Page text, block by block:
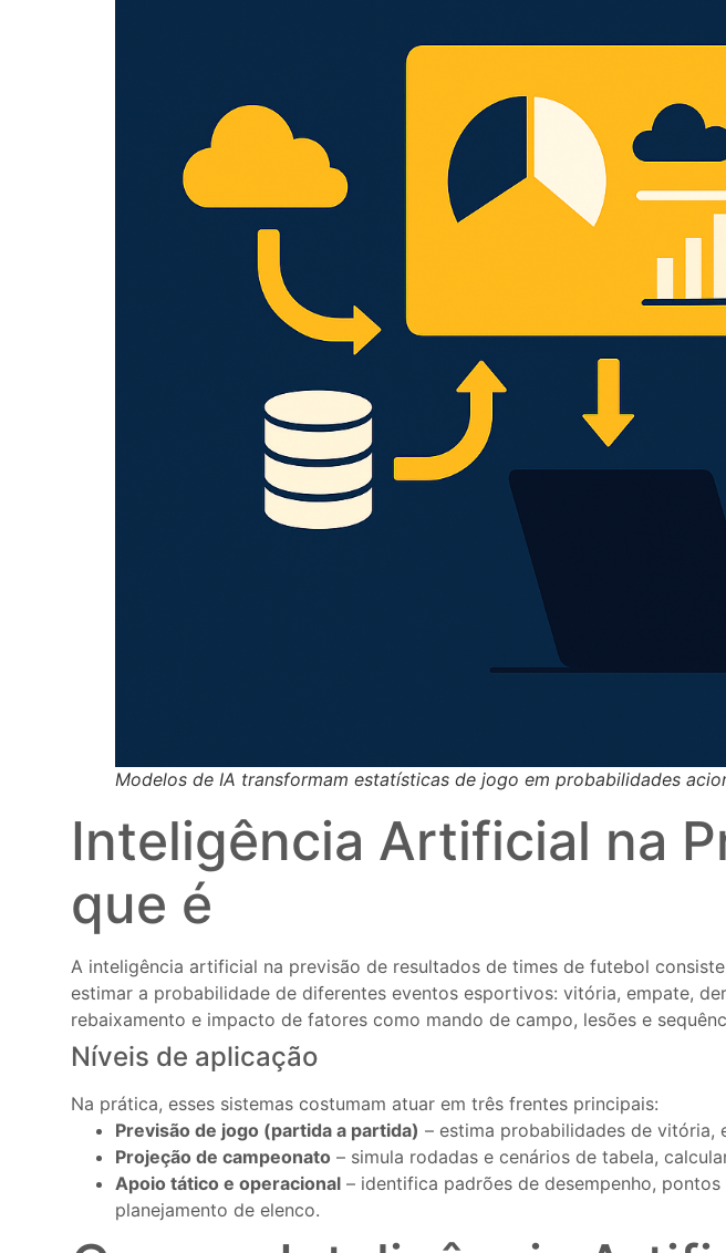
Modelos de IA transformam estatísticas de jogo em probabilidades
Inteligência Artificial na
que é
A inteligência artificial na previsão de resultados de times de futebol
estimar a probabilidade de diferentes eventos esportivos: vitória, empate,
rebaixamento e impacto de fatores como mando de campo, lesões e
Níveis de aplicação
Na prática, esses sistemas costumam atuar em três frentes principais:
Previsão de jogo (partida a partida) – estima probabilidades de vitória,
Projeção de campeonato – simula rodadas e cenários de tabela,
Apoio tático e operacional – identifica padrões de desempenho,
planejamento de elenco.